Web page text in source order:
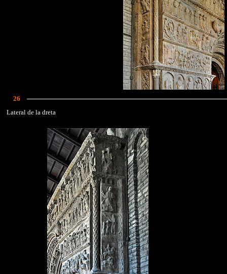
26
Lateral de la dreta